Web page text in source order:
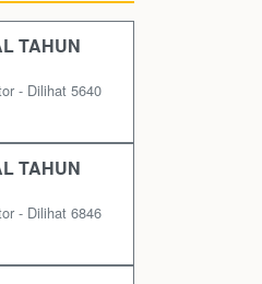
TAHUN
- Dilihat 5640
TAHUN
- Dilihat 6846